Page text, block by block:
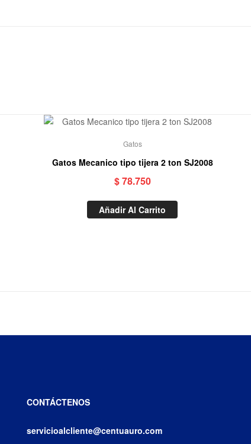
Gatos
Gatos Mecanico tipo tijera 2 ton SJ2008
$78.750
Añadir Al Carrito
CONTÁCTENOS
servicioalcliente@centuauro.com